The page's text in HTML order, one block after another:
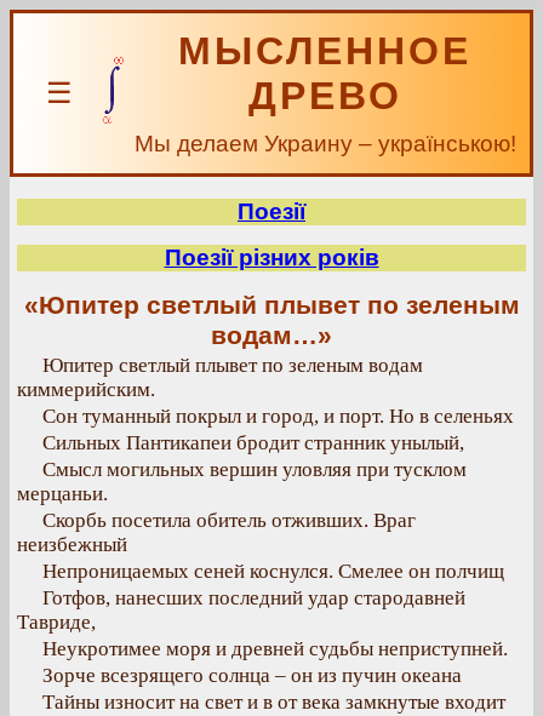
☰
МЫСЛЕННОЕ
ДРЕВО
Мы делаем Украину – українською!
Поезії
Поезії різних років
«Юпитер светлый плывет по зеленым
водам…»
Юпитер светлый плывет по зеленым водам
киммерийским.
Сон туманный покрыл и город, и порт. Но в селеньях
Сильных Пантикапеи бродит странник унылый,
Смысл могильных вершин уловляя при тусклом
мерцаньи.
Скорбь посетила обитель отживших. Враг
неизбежный
Непроницаемых сеней коснулся. Смелее он полчищ
Готфов, нанесших последний удар стародавней
Тавриде,
Неукротимее моря и древней судьбы неприступней.
Зорче всезрящего солнца – он из пучин океана
Тайны износит на свет и в от века замкнутые входит